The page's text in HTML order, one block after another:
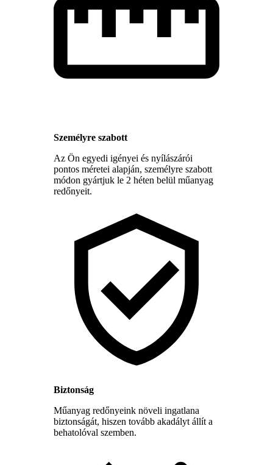
Személyre szabott
Az Ön egyedi igényei és nyílászárói
pontos méretei alapján, személyre szabott
módon gyártjuk le 2 héten belül műanyag
redőnyeit.
Biztonság
Műanyag redőnyeink növeli ingatlana
biztonságát, hiszen tovább akadályt állít a
behatolóval szemben.